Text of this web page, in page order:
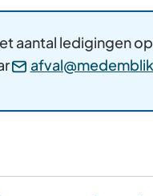
aantal ledigingen